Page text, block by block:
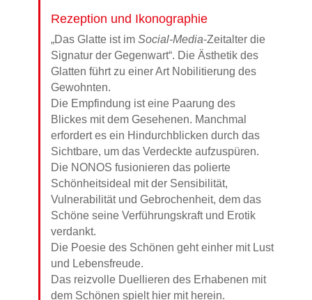
Rezeption und Ikonographie
„Das Glatte ist imSocial-Media-Zeitalter die
Signatur der Gegenwart“. Die Ästhetik des
Glatten führt zu einer Art Nobilitierung des
Gewohnten.
Die Empfindung ist eine Paarung des
Blickes mit dem Gesehenen. Manchmal
erfordert es ein Hindurchblicken durch das
Sichtbare, um das Verdeckte aufzuspüren.
Die NONOS fusionieren das polierte
Schönheitsideal mit der Sensibilität,
Vulnerabilität und Gebrochenheit, dem das
Schöne seine Verführungskraft und Erotik
verdankt.
Die Poesie des Schönen geht einher mit Lust
und Lebensfreude.
Das reizvolle Duellieren des Erhabenen mit
dem Schönen spielt hier mit herein.